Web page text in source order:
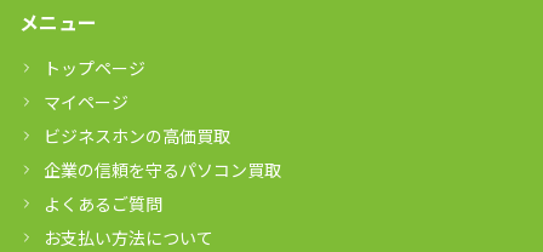
メニュー
トップページ
マイページ
ビジネスホンの高価買取
企業の信頼を守るパソコン買取
よくあるご質問
お支払い方法について